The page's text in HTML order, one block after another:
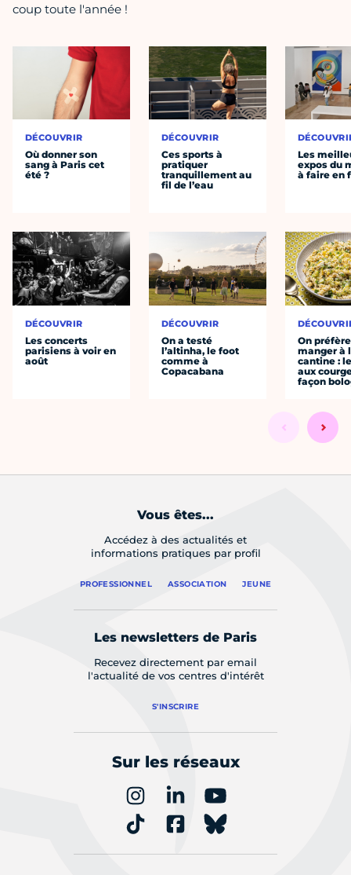
coup toute l'année !
DÉCOUVRIR
Où donner son
sang à Paris cet
été ?
DÉCOUVRIR
Les concerts
parisiens à voir en
août
DÉCOUVRIR
Ces sports à
pratiquer
tranquillement au
fil de l’eau
DÉCOUVRIR
On a testé
l’altinha, le foot
comme à
Copacabana
Les
expos du
à faire en
On préfère
manger à
cantine :
aux
façon
Vous êtes...
Accédez à des actualités et
informations pratiques par profil
PROFESSIONNEL ASSOCIATION JEUNE
Les newsletters de Paris
Recevez directement par email
l'actualité de vos centres d'intérêt
S'INSCRIRE
Sur les réseaux